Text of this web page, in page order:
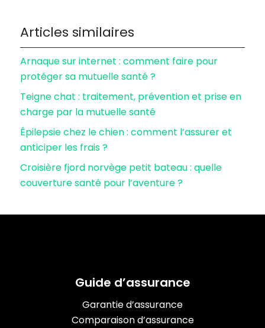
Articles similaires
Arnaque sur internet : comment faire pour
protéger sa mutuelle santé ?
Teigne chat : traitement, prévention et prise en
charge par la mutuelle santé
Épilepsie chez le chien : comment l’assurer et
anticiper les frais ?
Croisière fjord norvège petit bateau : quelle
couverture santé pour l’aventure ?
Guide d’assurance
Garantie d’assurance
Comparaison d’assurance